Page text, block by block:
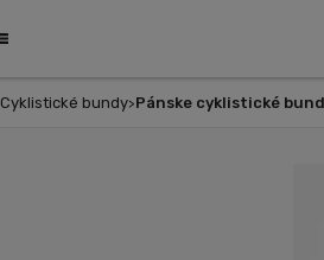
Cyklistické bundy Pánske cyklistické